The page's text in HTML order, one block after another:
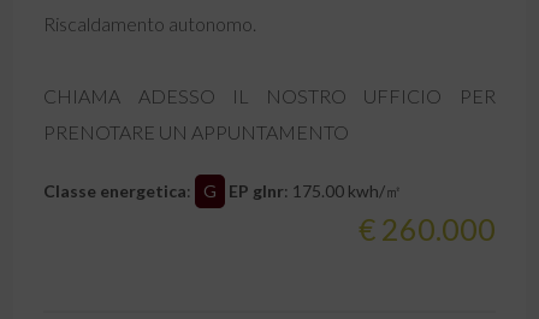
Riscaldamento autonomo.
CHIAMA ADESSO IL NOSTRO UFFICIO PER
PRENOTARE UN APPUNTAMENTO
Classe energetica: G EP glnr: 175.00 kwh/㎡
€ 260.000